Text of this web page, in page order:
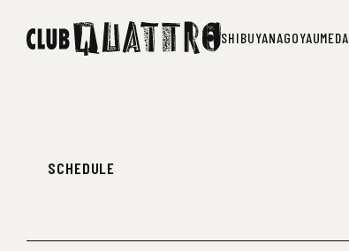
SHIBUYANAGOYAUMEDA
SCHEDULE